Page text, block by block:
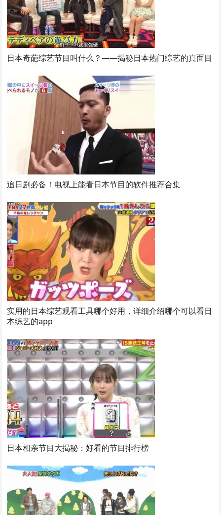
日本奇葩综艺节目叫什么？——揭秘日本热门综艺的真面目
追日剧必备！电视上能看日本节目的软件推荐合集
实用的日本综艺观看工具哪个好用，详细介绍哪个可以看日
本综艺的app
日本相亲节目大揭秘：好看的节目排行榜